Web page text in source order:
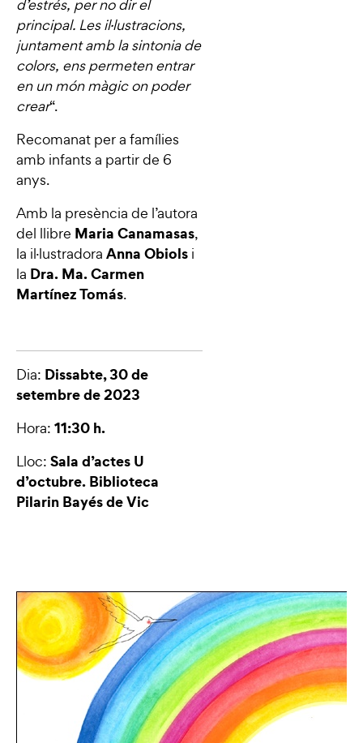
d’estrés, per no dir el
principal. Les il·lustracions,
juntament amb la sintonia de
colors, ens permeten entrar
en un món màgic on poder
crear“.
Recomanat per a famílies
amb infants a partir de 6
anys.
Amb la presència de l’autora
del llibre Maria Canamasas,
la il·lustradora Anna Obiols i
la Dra. Ma. Carmen
Martínez Tomás.
Dia: Dissabte, 30 de
setembre de 2023
Hora: 11:30 h.
Lloc: Sala d’actes U
d’octubre. Biblioteca
Pilarin Bayés de Vic